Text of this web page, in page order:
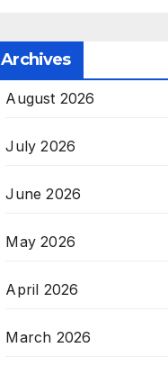
Archives
August 2026
July 2026
June 2026
May 2026
April 2026
March 2026